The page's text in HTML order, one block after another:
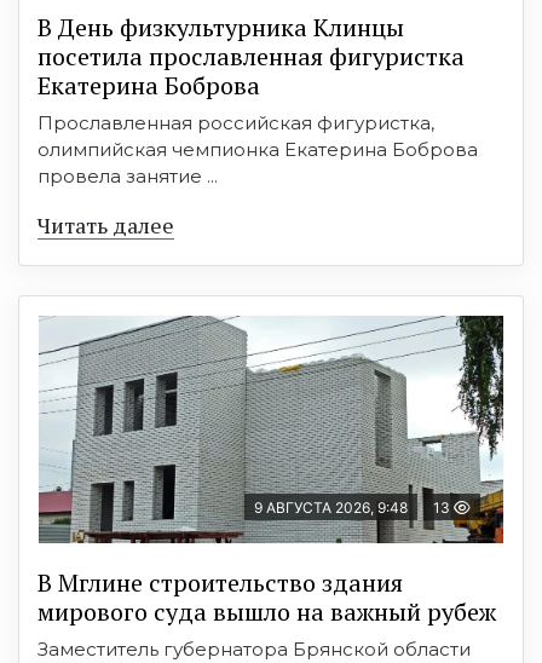
В День физкультурника Клинцы
посетила прославленная фигуристка
Екатерина Боброва
Прославленная российская фигуристка,
олимпийская чемпионка Екатерина Боброва
провела занятие ...
Читать далее
9 АВГУСТА 2026, 9:48 13
В Мглине строительство здания
мирового суда вышло на важный рубеж
Заместитель губернатора Брянской области